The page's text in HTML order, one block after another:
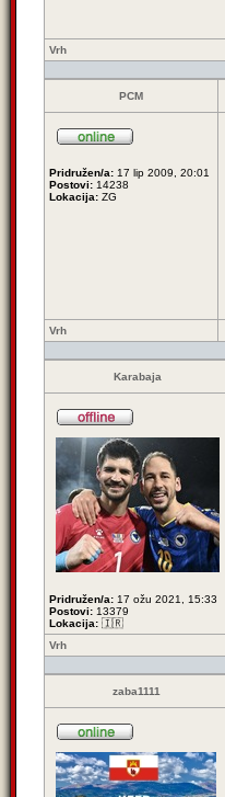
Vrh
PCM
Pridružen/a: 17 lip 2009, 20:01
Postovi: 14238
Lokacija: ZG
Vrh
Karabaja
Pridružen/a: 17 ožu 2021, 15:33
Postovi: 13379
Lokacija: 🇮🇷
Vrh
zaba1111